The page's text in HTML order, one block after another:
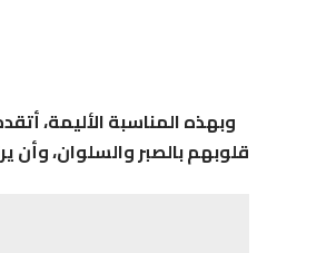
وبهذه المناسبة الأليمة،
قلوبهم بالصبر والسلوان، وأن